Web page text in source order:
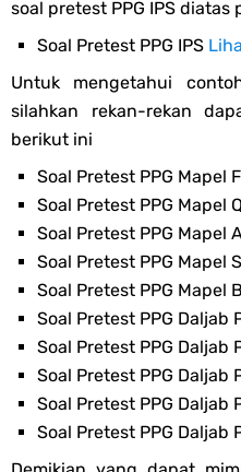
soal pretest PPG IPS
Soal Pretest PPG IPS
Untuk mengetahui
silahkan rekan-rekan
berikut ini
Soal Pretest PPG Mapel
Soal Pretest PPG Mapel
Soal Pretest PPG Mapel
Soal Pretest PPG Mapel
Soal Pretest PPG Mapel
Soal Pretest PPG Daljab
Soal Pretest PPG Daljab
Soal Pretest PPG Daljab
Soal Pretest PPG Daljab
Soal Pretest PPG Daljab